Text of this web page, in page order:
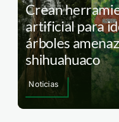
Crean
artificial para
árboles
shihuahuaco
Noticias